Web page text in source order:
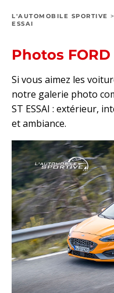
L'AUTOMOBILE SPORTIVE >
ESSAI
Photos FORD
Si vous aimez les
notre galerie photo
ST ESSAI : extérieur,
et ambiance.